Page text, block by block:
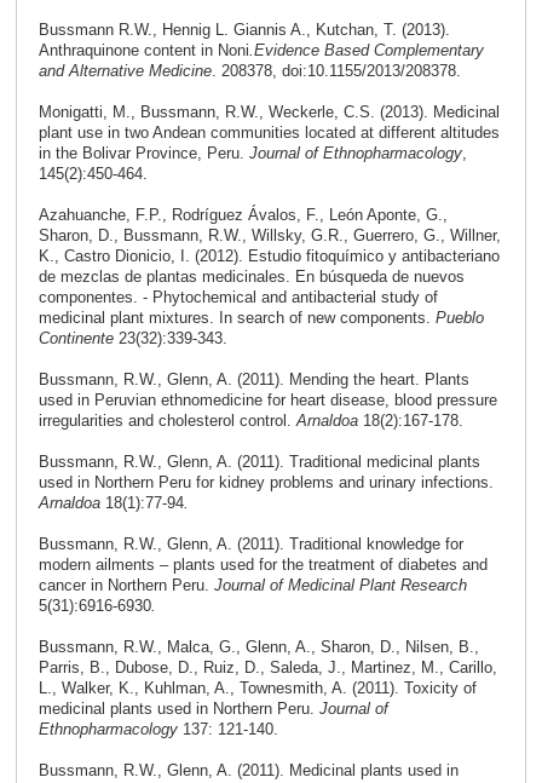
Bussmann R.W., Hennig L. Giannis A., Kutchan, T. (2013).
Anthraquinone content in Noni.Evidence Based Complementary
and Alternative Medicine. 208378, doi:10.1155/2013/208378.
Monigatti, M., Bussmann, R.W., Weckerle, C.S. (2013). Medicinal
plant use in two Andean communities located at different altitudes
in the Bolivar Province, Peru. Journal of Ethnopharmacology,
145(2):450-464.
Azahuanche, F.P., Rodríguez Ávalos, F., León Aponte, G.,
Sharon, D., Bussmann, R.W., Willsky, G.R., Guerrero, G., Willner,
K., Castro Dionicio, I. (2012). Estudio fitoquímico y antibacteriano
de mezclas de plantas medicinales. En búsqueda de nuevos
componentes. - Phytochemical and antibacterial study of
medicinal plant mixtures. In search of new components. Pueblo
Continente 23(32):339-343.
Bussmann, R.W., Glenn, A. (2011). Mending the heart. Plants
used in Peruvian ethnomedicine for heart disease, blood pressure
irregularities and cholesterol control. Arnaldoa 18(2):167-178.
Bussmann, R.W., Glenn, A. (2011). Traditional medicinal plants
used in Northern Peru for kidney problems and urinary infections.
Arnaldoa 18(1):77-94.
Bussmann, R.W., Glenn, A. (2011). Traditional knowledge for
modern ailments – plants used for the treatment of diabetes and
cancer in Northern Peru. Journal of Medicinal Plant Research
5(31):6916-6930.
Bussmann, R.W., Malca, G., Glenn, A., Sharon, D., Nilsen, B.,
Parris, B., Dubose, D., Ruiz, D., Saleda, J., Martinez, M., Carillo,
L., Walker, K., Kuhlman, A., Townesmith, A. (2011). Toxicity of
medicinal plants used in Northern Peru. Journal of
Ethnopharmacology 137: 121-140.
Bussmann, R.W., Glenn, A. (2011). Medicinal plants used in